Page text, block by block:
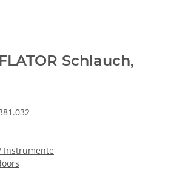
Schlauch,
Instrumente